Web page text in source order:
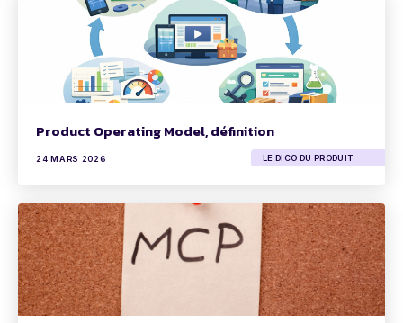
Product Operating Model, définition
24 MARS 2026 LE DICO DU PRODUIT